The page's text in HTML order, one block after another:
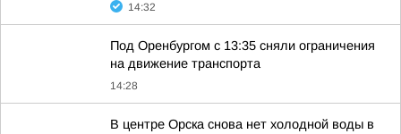
14:32
Под Оренбургом с 13:35 сняли ограничения
на движение транспорта
14:28
В центре Орска снова нет холодной воды в